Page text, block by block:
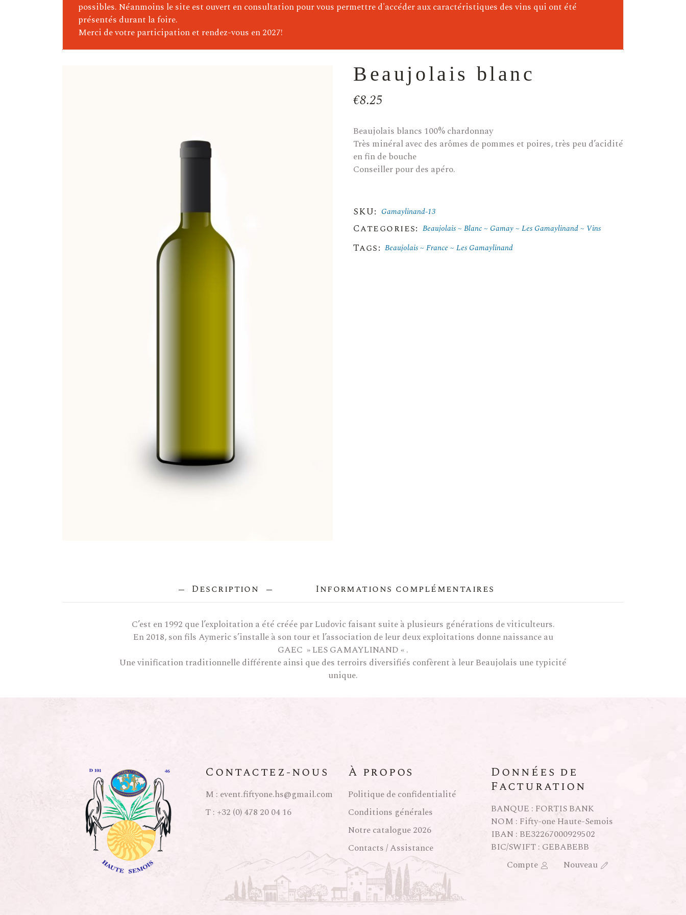
Ponsard-Chevalier (Bourgogne)
Boudau (Roussillon)
possibles. Néanmoins le site est ouvert en consultation pour vous permettre d'accéder aux caractéristiques des vins qui ont été
présentés durant la foire.
Merci de votre participation et rendez-vous en 2027!
Beaujolais blanc
€8.25
Beaujolais blancs 100% chardonnay
Très minéral avec des arômes de pommes et poires, très peu d’acidité
en fin de bouche
Conseiller pour des apéro.
SKU: Gamaylinand-13
Categories: Beaujolais Blanc Gamay Les Gamaylinand Vins
Tags: Beaujolais France Les Gamaylinand
Description Informations complémentaires
C’est en 1992 que l’exploitation a été créée par Ludovic faisant suite à plusieurs générations de viticulteurs.
En 2018, son fils Aymeric s’installe à son tour et l’association de leur deux exploitations donne naissance au
GAEC » LES GAMAYLINAND « .
Une vinification traditionnelle différente ainsi que des terroirs diversifiés confèrent à leur Beaujolais une typicité
unique.
Contactez-nous
M : event.fiftyone.hs@gmail.com
T : +32 (0) 478 20 04 16
À propos
Politique de confidentialité
Conditions générales
Notre catalogue 2026
Contacts / Assistance
Données de
Facturation
BANQUE : FORTIS BANK
NOM : Fifty-one Haute-Semois
IBAN : BE32267000929502
BIC/SWIFT : GEBABEBB
Compte
Nouveau